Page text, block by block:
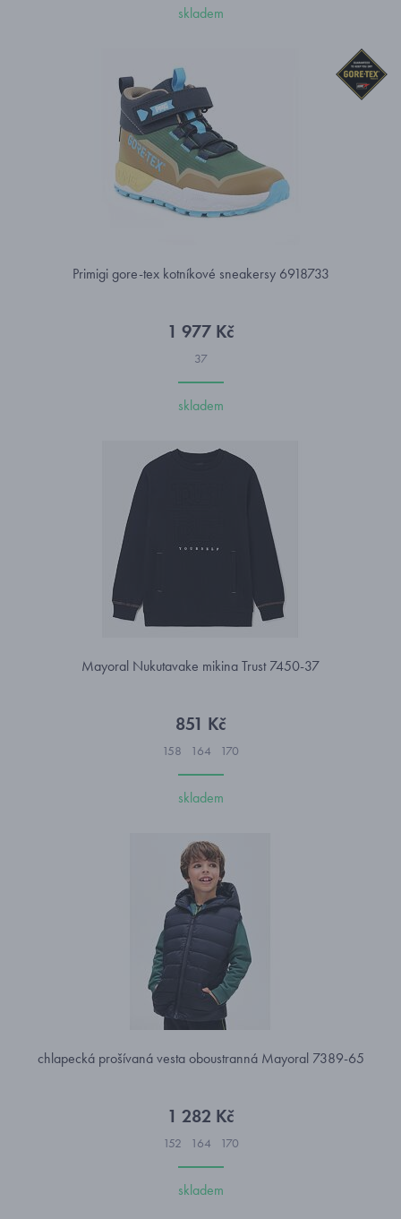
skladem
Primigi gore-tex kotníkové sneakersy 6918733
1 977 Kč
37
skladem
Mayoral Nukutavake mikina Trust 7450-37
851 Kč
158 164 170
skladem
chlapecká prošívaná vesta oboustranná Mayoral 7389-65
1 282 Kč
152 164 170
skladem